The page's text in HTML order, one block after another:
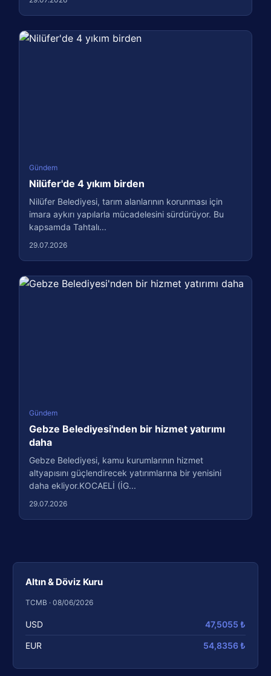
Altın & Döviz Kuru
TCMB · 08/06/2026
USD 47,5055 ₺
EUR 54,8356 ₺
Gündem
Nilüfer'de 4 yıkım birden
Nilüfer Belediyesi, tarım alanlarının korunması için
imara aykırı yapılarla mücadelesini sürdürüyor. Bu
kapsamda Tahtalı...
29.07.2026
Gündem
Gebze Belediyesi'nden bir hizmet yatırımı
daha
Gebze Belediyesi, kamu kurumlarının hizmet
altyapısını güçlendirecek yatırımlarına bir yenisini
daha ekliyor.KOCAELİ (İG...
29.07.2026